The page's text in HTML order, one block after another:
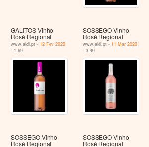
GALITOS Vinho
Rosé Regional
www.aldi.pt - 12 Fev 2020
- 1.69
SOSSEGO Vinho
Rosé Regional
www.aldi.pt - 11 Mar 2020
- 3.49
SOSSEGO Vinho
Rosé Regional
SOSSEGO Vinho
Rosé Regional